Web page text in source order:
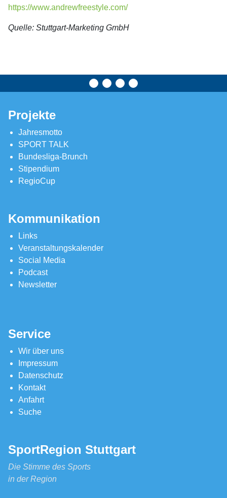
https://www.andrewfreestyle.com/
Quelle: Stuttgart-Marketing GmbH
Projekte
Jahresmotto
SPORT TALK
Bundesliga-Brunch
Stipendium
RegioCup
Kommunikation
Links
Veranstaltungskalender
Social Media
Podcast
Newsletter
Service
Wir über uns
Impressum
Datenschutz
Kontakt
Anfahrt
Suche
SportRegion Stuttgart
Die Stimme des Sports
in der Region